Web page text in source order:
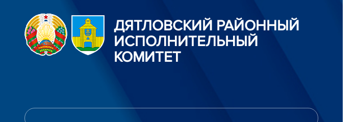
ДЯТЛОВСКИЙ РАЙОННЫЙ
ИСПОЛНИТЕЛЬНЫЙ
КОМИТЕТ